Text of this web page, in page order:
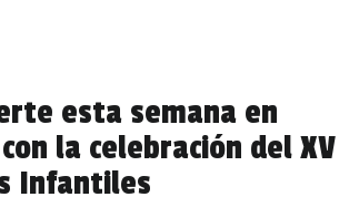
esta semana en
la celebración del XV
Infantiles